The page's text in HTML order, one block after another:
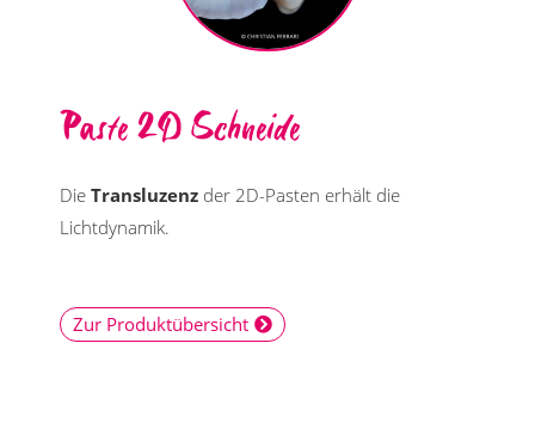
Paste 2D Schneide
Die Transluzenz der 2D-Pasten erhält die
Lichtdynamik.
Zur Produktübersicht